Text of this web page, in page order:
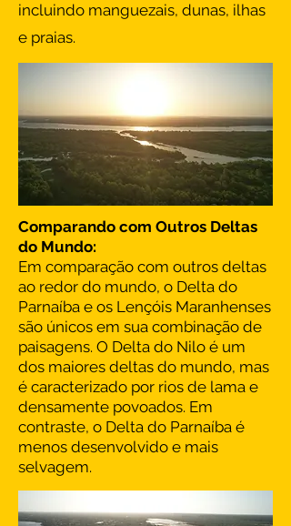
incluindo manguezais, dunas, ilhas
e praias.
Comparando com Outros Deltas
do Mundo:
Em comparação com outros deltas
ao redor do mundo, o Delta do
Parnaíba e os Lençóis Maranhenses
são únicos em sua combinação de
paisagens. O Delta do Nilo é um
dos maiores deltas do mundo, mas
é caracterizado por rios de lama e
densamente povoados. Em
contraste, o Delta do Parnaíba é
menos desenvolvido e mais
selvagem.